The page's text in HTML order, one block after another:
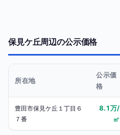
保見ケ丘周辺の公示価格
所在地
公示価
格
豊田市保見ケ丘１丁目６
７番
8.1万/
㎡